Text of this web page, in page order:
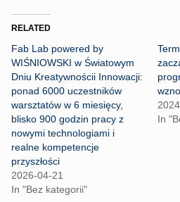
t
o
h
a
r
e
o
n
T
w
i
t
e
r
(
O
p
e
h
a
r
o
n
F
a
c
b
o
o
p
RELATED
Fab Lab powered by
WIŚNIOWSKI w Światowym
Dniu Kreatywnościi Innowacji:
ponad 6000 uczestników
warsztatów w 6 miesięcy,
blisko 900 godzin pracy z
nowymi technologiami i
realne kompetencje
przyszłości
2026-04-21
In "Bez kategorii"
In